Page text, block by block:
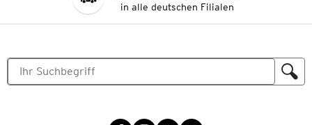
in alle deutschen Filialen